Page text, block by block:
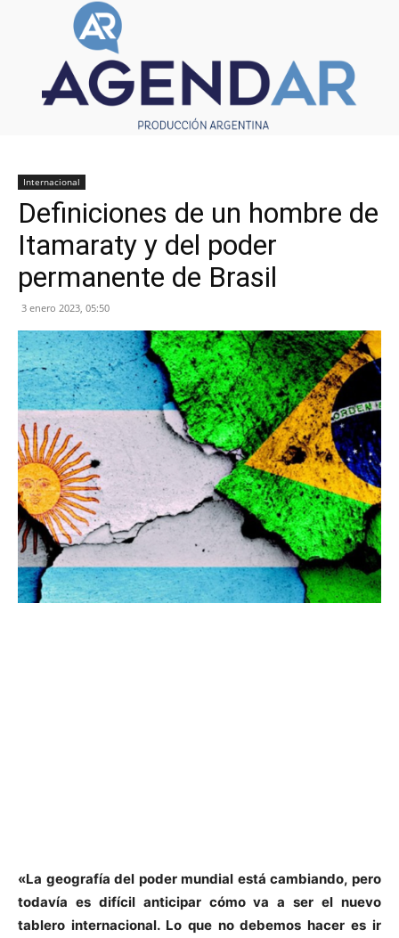
Internacional
Definiciones de un hombre de
Itamaraty y del poder
permanente de Brasil
3 enero 2023, 05:50
«La geografía del poder mundial está cambiando, pero
todavía es difícil anticipar cómo va a ser el nuevo
tablero internacional. Lo que no debemos hacer es ir